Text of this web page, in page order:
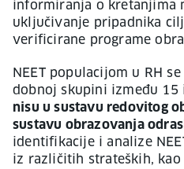
informiranja o kretanjima
uključivanje pripadnika
verificirane programe
NEET populacijom u RH
dobnoj skupini između 15
nisu u sustavu redovitog
sustavu obrazovanja
identifikacije i analize
iz različitih strateških,